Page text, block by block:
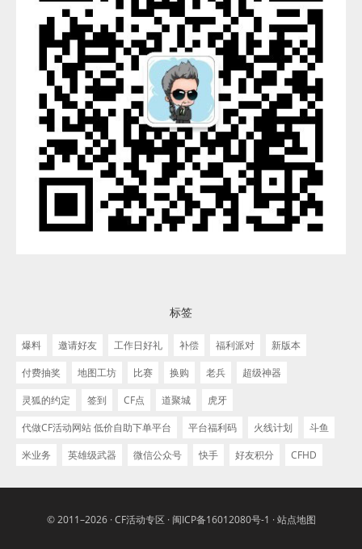
标签
爆料 邀请好友 工作日好礼 补偿 福利派对
新版本
付费抽奖
地图工坊 比赛 换购 老兵
超级神器
灵狐的约定
签到 CF点 道聚城
虎牙
代做CF活动网站 低价自助下单平台
平台福利码 火线计划
斗鱼
米业务
英雄级武器 微信公众号 快手 好友积分 CFHD
© 2011–2026 ·CF活动专区 · 闽ICP备16012080号-1 ·站点地图